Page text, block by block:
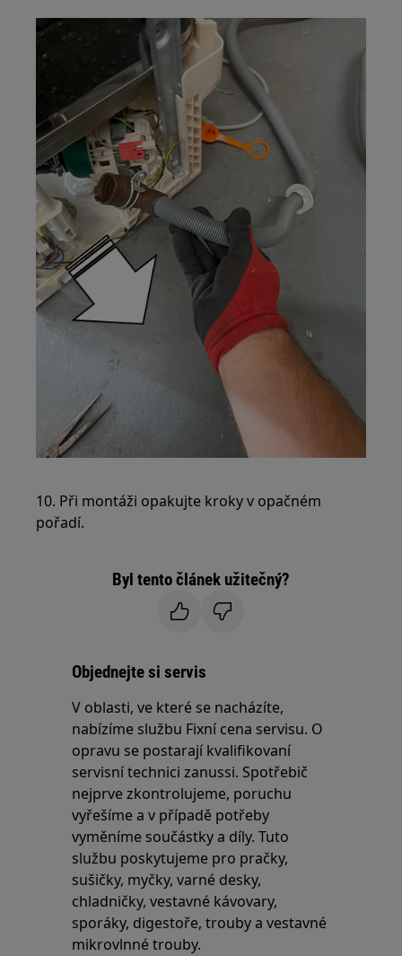
10. Při montáži opakujte kroky v opačném
pořadí.
Byl tento článek užitečný?
Objednejte si servis
V oblasti, ve které se nacházíte,
nabízíme službu Fixní cena servisu. O
opravu se postarají kvalifikovaní
servisní technici zanussi. Spotřebič
nejprve zkontrolujeme, poruchu
vyřešíme a v případě potřeby
vyměníme součástky a díly. Tuto
službu poskytujeme pro pračky,
sušičky, myčky, varné desky,
chladničky, vestavné kávovary,
sporáky, digestoře, trouby a vestavné
mikrovlnné trouby.